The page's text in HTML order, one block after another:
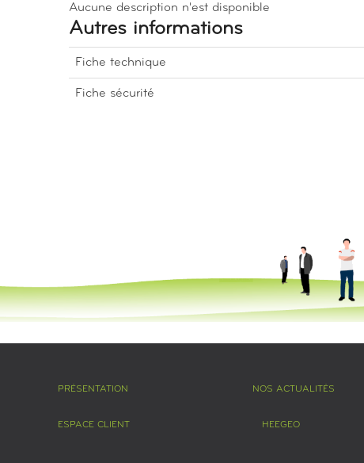
Aucune description n'est disponible
Autres informations
Fiche technique
Fiche sécurité
PRÉSENTATION NOS ACTUALITÉS
ESPACE CLIENT HEEGEO